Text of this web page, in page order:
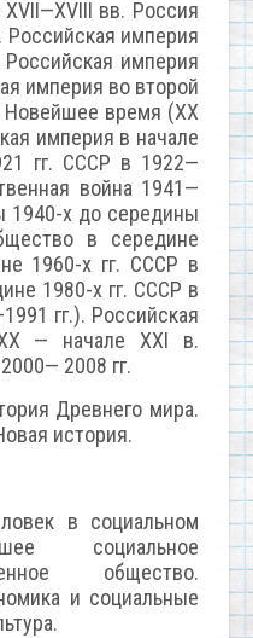
вв. Россия
Российская империя
империя
империя во второй
Новейшее время (XX
империя в начале
гг. СССР в 1922—
война 1941—
1940-х до середины
в середине
1960-х гг. СССР в
1980-х гг. СССР в
гг.). Российская
— начале XXI в.
2008 гг.
Древнего мира.
история.
в социальном
социальное
общество.
и социальные